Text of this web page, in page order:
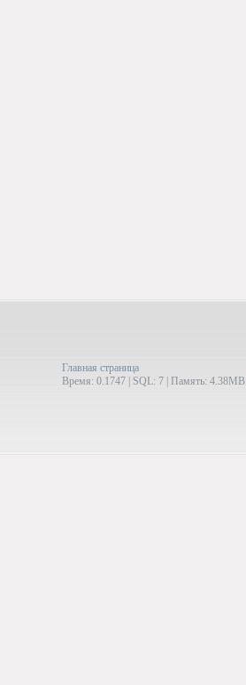
Главная страница
Время: 0.1747 | SQL: 7 | Память: 4.38MB